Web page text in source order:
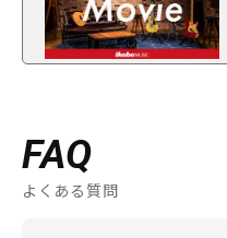
FAQ
よくある質問